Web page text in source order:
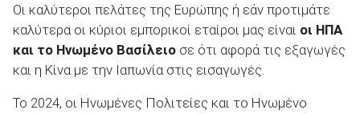
Οι καλύτεροι πελάτες της Ευρώπης ή εάν προτιμάτε
καλύτερα οι κύριοι εμπορικοί εταίροι μας είναι οι ΗΠΑ
και το Ηνωμένο Βασίλειο σε ότι αφορά τις εξαγωγές
και η Κίνα με την Ιαπωνία στις εισαγωγές.
Το 2024, οι Ηνωμένες Πολιτείες και το Ηνωμένο